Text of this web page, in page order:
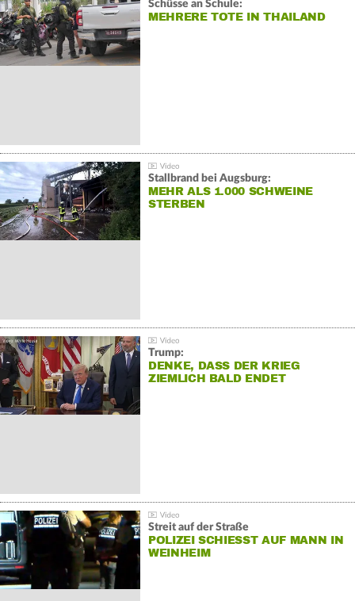
Schüsse an Schule:
MEHRERE TOTE IN THAILAND
Stallbrand bei Augsburg:
MEHR ALS 1.000 SCHWEINE
STERBEN
Trump:
DENKE, DASS DER KRIEG
ZIEMLICH BALD ENDET
Streit auf der Straße
POLIZEI SCHIESST AUF MANN IN W
EINHEIM